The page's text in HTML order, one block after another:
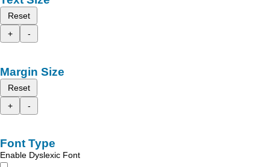
Reset
+
-
Margin Size
Reset
+
-
Font Type
Enable Dyslexic Font